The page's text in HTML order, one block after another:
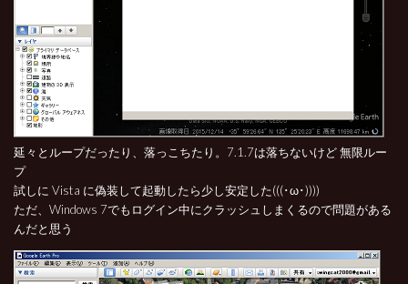
延々とループだったり、落っこちたり。7.1.7は落ちないけど 無限ルー
プ
試しに Vista に偽装して起動したら少し安定した(((･ω･))))
ただ、Windows 7でもログイン中にクラッシュしまくるので問題がある
んだと思う